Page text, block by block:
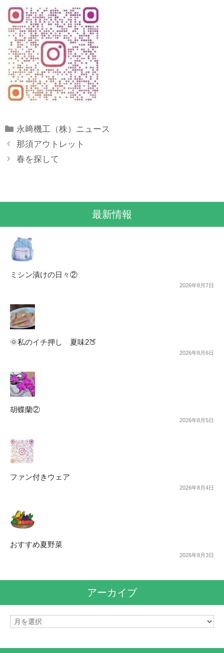
Categories
永﨑機工（株）ニュース
那須アウトレット
春を探して
最新情報
ミシン漬けの日々②
2026年8月7日
🌞私のイチ押し 夏味2🍑
2026年8月6日
胡蝶蘭②
2026年8月5日
ファン付きウェア
2026年8月4日
おすすめ夏野菜
2026年8月3日
アーカイブ
ア